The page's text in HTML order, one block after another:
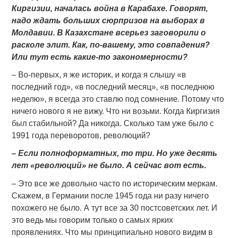
Киргизии, началась война в Карабахе. Говорят,
надо ждать больших сюрпризов на выборах в
Молдавии. В Казахстане всерьез заговорили о
расколе элит. Как, по-вашему, это совпадения?
Или тут есть какие-то закономерности?
– Во-первых, я же историк, и когда я слышу «в
последний год», «в последний месяц», «в последнюю
неделю», я всегда это ставлю под сомнение. Потому что
ничего нового я не вижу. Что ни возьми. Когда Киргизия
был стабильной? Да никогда. Сколько там уже было с
1991 года переворотов, революций?
– Если полноформатных, то три. Но уже десять
лет «революций» не было. А сейчас вот есть.
– Это все же довольно часто по историческим меркам.
Скажем, в Германии после 1945 года ни разу ничего
похожего не было. А тут все за 30 постсоветских лет. И
это ведь мы говорим только о самых ярких
проявлениях. Что мы принципиально нового видим в